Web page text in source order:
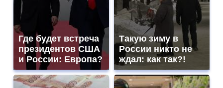
Где будет встреча
президентов США
и России: Европа?
Такую зиму в
России никто не
ждал: как так?!